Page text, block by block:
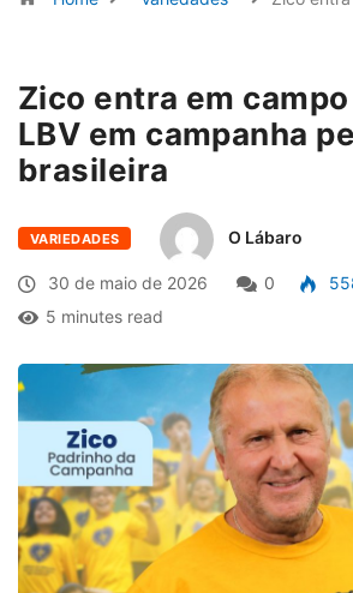
Zico entra em
LBV em campanha
brasileira
VARIEDADES O Lábaro
30 de maio de 2026 0
5 minutes read